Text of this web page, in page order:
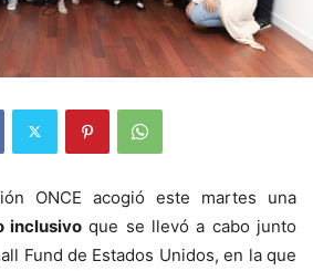
ONCE acogió este martes una
inclusivo que se llevó a cabo junto
Fund de Estados Unidos, en la que